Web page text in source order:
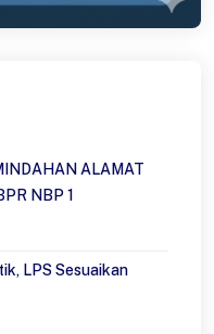
ALAMAT
NBP 1
LPS Sesuaikan